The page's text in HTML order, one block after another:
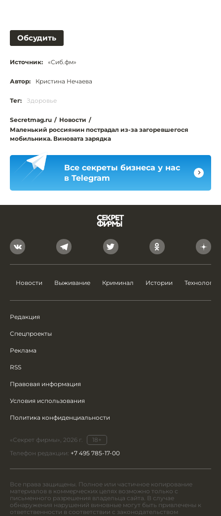
Обсудить
Источник: «Сиб.фм»
Автор: Кристина Нечаева
Тег: Здоровье
Secretmag.ru / Новости /
Маленький россиянин пострадал из-за загоревшегося
мобильника. Виновата зарядка
Все секреты бизнеса у нас
в Telegram
Новости Выживание Криминал Истории Технологии
Редакция
Спецпроекты
Реклама
RSS
Правовая информация
Условия использования
Политика конфиденциальности
«Секрет фирмы», 2026 г.
18+
Телефон редакции: +7 495 785-17-00
Все права защищены. Полное или частичное копирование
материалов в коммерческих целях возможно только с
письменного разрешения владельца сайта. В случае
обнаружения нарушений виновные могут быть привлечены к
ответственности в соответствии с законодательством